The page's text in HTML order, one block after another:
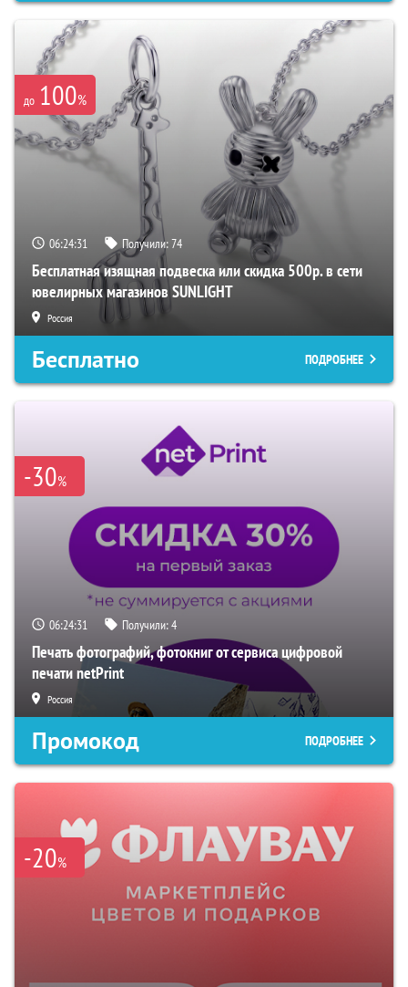
до 100%
06:24:31 Получили:74
Бесплатная изящная подвеска или скидка 500р. в сети
ювелирных магазинов SUNLIGHT
Россия
Бесплатно ПОДРОБНЕЕ
-30%
06:24:31 Получили:4
Печать фотографий, фотокниг от сервиса цифровой
печати netPrint
Россия
Промокод ПОДРОБНЕЕ
-20%